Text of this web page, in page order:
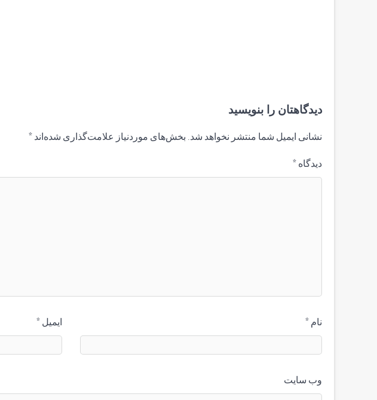
دیدگاهتان را بنویسید
نشانی ایمیل شما منتشر نخواهد شد. بخش‌های موردنیاز علامت‌گذاری شده‌اند *
دیدگاه *
نام * ایمیل *
وب‌ سایت